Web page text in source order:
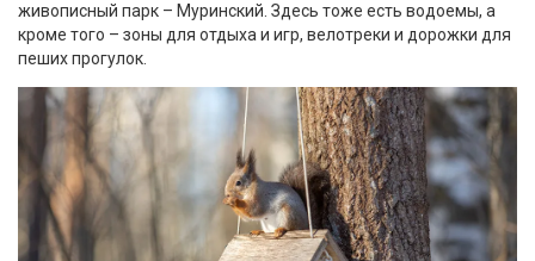
живописный парк – Муринский. Здесь тоже есть водоемы, а
кроме того – зоны для отдыха и игр, велотреки и дорожки для
пеших прогулок.